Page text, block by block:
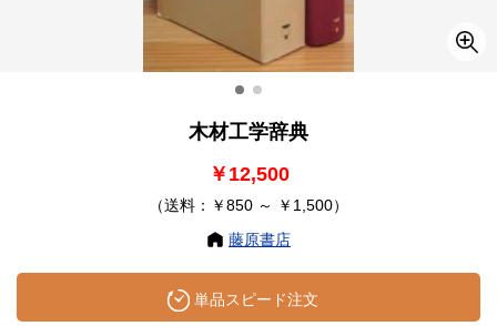
木材工学辞典
￥12,500
（送料：￥850 ～ ￥1,500）
藤原書店
単品スピード注文